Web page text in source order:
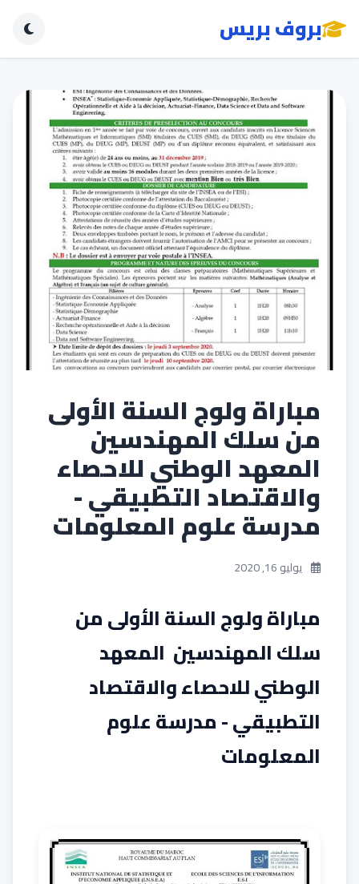
بروف بريس
مباراة ولوج السنة الأولى
من سلك المهندسين
المعهد الوطني للاحصاء
والاقتصاد التطبيقي -
مدرسة علوم المعلومات
يوليو 16, 2020
مباراة ولوج السنة الأولى من
سلك المهندسين المعهد
الوطني للاحصاء والاقتصاد
التطبيقي - مدرسة علوم
المعلومات